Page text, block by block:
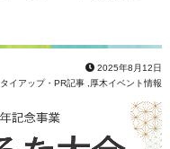
2025年8月12日
タイアップ・PR記事
厚木イベント情報